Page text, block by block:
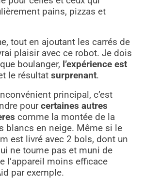
pains, pizzas et
tout en ajoutant les carrés de
plaisir avec ce robot. Je dois
boulanger, l’expérience est
le résultat surprenant.
principal, c’est
pourcertaines autres
comme la montée de la
blancs en neige. Même si le
est livré avec 2 bols, dont un
ne tourne pas et muni de
l’appareil moins efficace
par exemple.